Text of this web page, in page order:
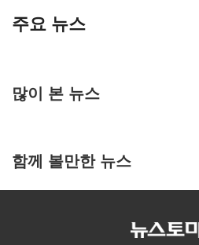
주요 뉴스
많이 본 뉴스
함께 볼만한 뉴스